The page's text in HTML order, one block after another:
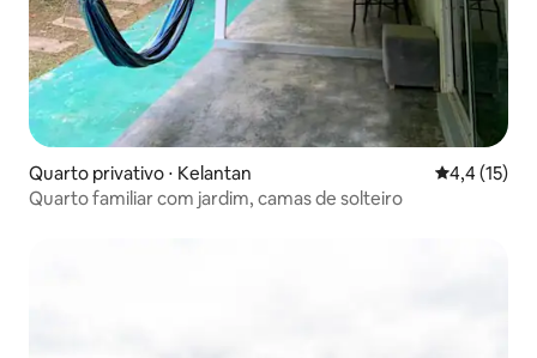
Quarto privativo ⋅ Kelantan 4,4 de uma
4,4 (15)
Quarto familiar com jardim, camas de solteiro